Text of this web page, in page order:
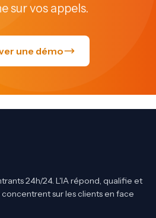
sur vos appels.
une démo
24h/24. L'IA répond, qualifie et
sur les clients en face